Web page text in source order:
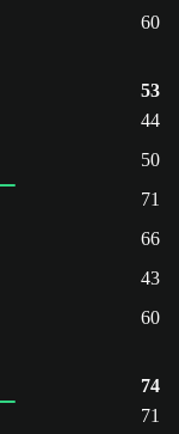
60
53
44
50
71
66
43
60
74
71